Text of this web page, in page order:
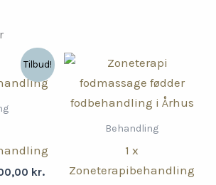
Tilbud!
kr.Den
Behandling
1 x
Zoneterapibehandling